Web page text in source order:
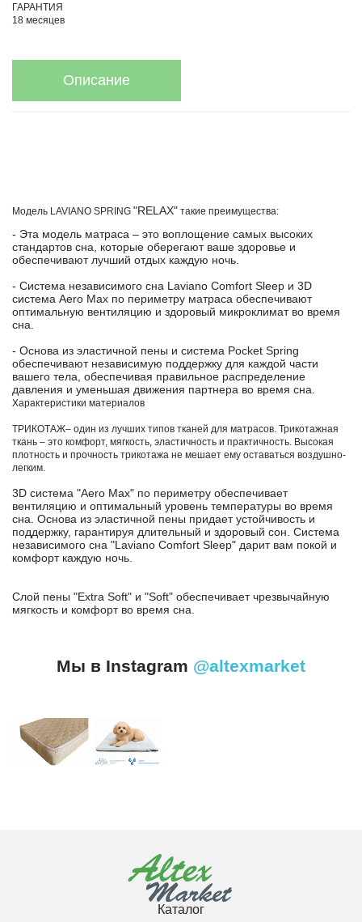
ГАРАНТИЯ
18 месяцев
Описание
Модель LAVIANO SPRING "RELAX" такие преимущества:
- Эта модель матраса – это воплощение самых высоких
стандартов сна, которые оберегают ваше здоровье и
обеспечивают лучший отдых каждую ночь.
- Система независимого сна Laviano Comfort Sleep и 3D
система Aero Max по периметру матраса обеспечивают
оптимальную вентиляцию и здоровый микроклимат во время
сна.
- Основа из эластичной пены и система Pocket Spring
обеспечивают независимую поддержку для каждой части
вашего тела, обеспечивая правильное распределение
давления и уменьшая движения партнера во время сна.
Характеристики материалов
ТРИКОТАЖ– один из лучших типов тканей для матрасов. Трикотажная
ткань – это комфорт, мягкость, эластичность и практичность. Высокая
плотность и прочность трикотажа не мешает ему оставаться воздушно-
легким.
3D система "Aero Max" по периметру обеспечивает
вентиляцию и оптимальный уровень температуры во время
сна. Основа из эластичной пены придает устойчивость и
поддержку, гарантируя длительный и здоровый сон. Система
независимого сна "Laviano Comfort Sleep" дарит вам покой и
комфорт каждую ночь.
Слой пены "Extra Soft" и "Soft" обеспечивает чрезвычайную
мягкость и комфорт во время сна.
Мы в Instagram @altexmarket
Каталог